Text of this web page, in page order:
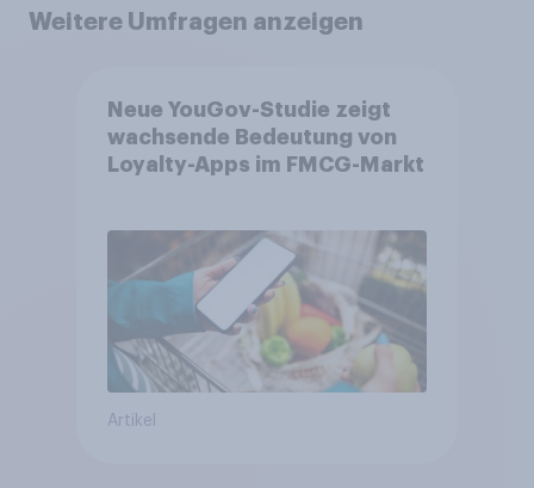
Weitere Umfragen anzeigen
Neue YouGov-Studie zeigt
wachsende Bedeutung von
Loyalty-Apps im FMCG-Markt
Artikel